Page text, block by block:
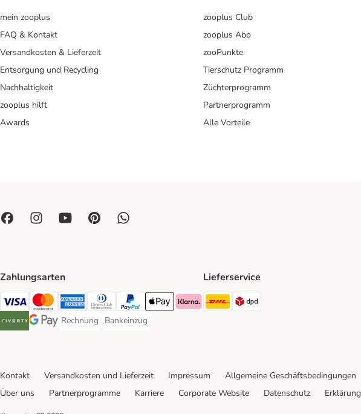
mein zooplus
FAQ & Kontakt
Versandkosten & Lieferzeit
Entsorgung und Recycling
Nachhaltigkeit
zooplus hilft
Awards
zooplus Club
zooplus Abo
zooPunkte
Tierschutz Programm
Züchterprogramm
Partnerprogramm
Alle Vorteile
Zahlungsarten
Visa Payment Method
Mastercard Payment Method
American Express Payment Method
Diners Club Payment Method
PayPal Payment Method
Apple Pay Payment Method
Klarna Payment Method
Riverty Payment Method
Google Pay Payment Method
Rechnung
Rechnung Payment Method
Bankeinzug
Bankeinzug Payment Method
Lieferservice
DHL Shipping Method
Kontakt Versandkosten und Lieferzeit Impressum Allgemeine Geschäftsbedingungen
Über uns
Partnerprogramme Karriere Corporate Website Datenschutz